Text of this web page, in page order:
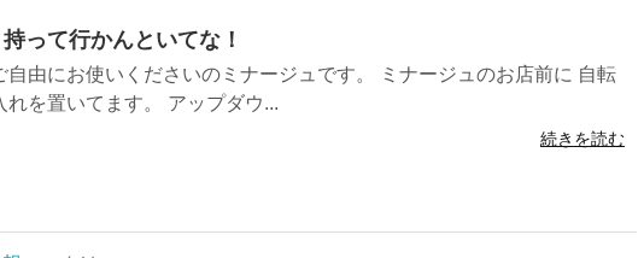
って行かんといてな！
自由にお使いくださいのミナージュです。 ミナージュのお店前に 自転
れを置いてます。 アップダウ...
続きを読む